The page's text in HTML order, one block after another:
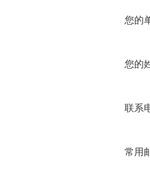
您的
您的
联系
常用